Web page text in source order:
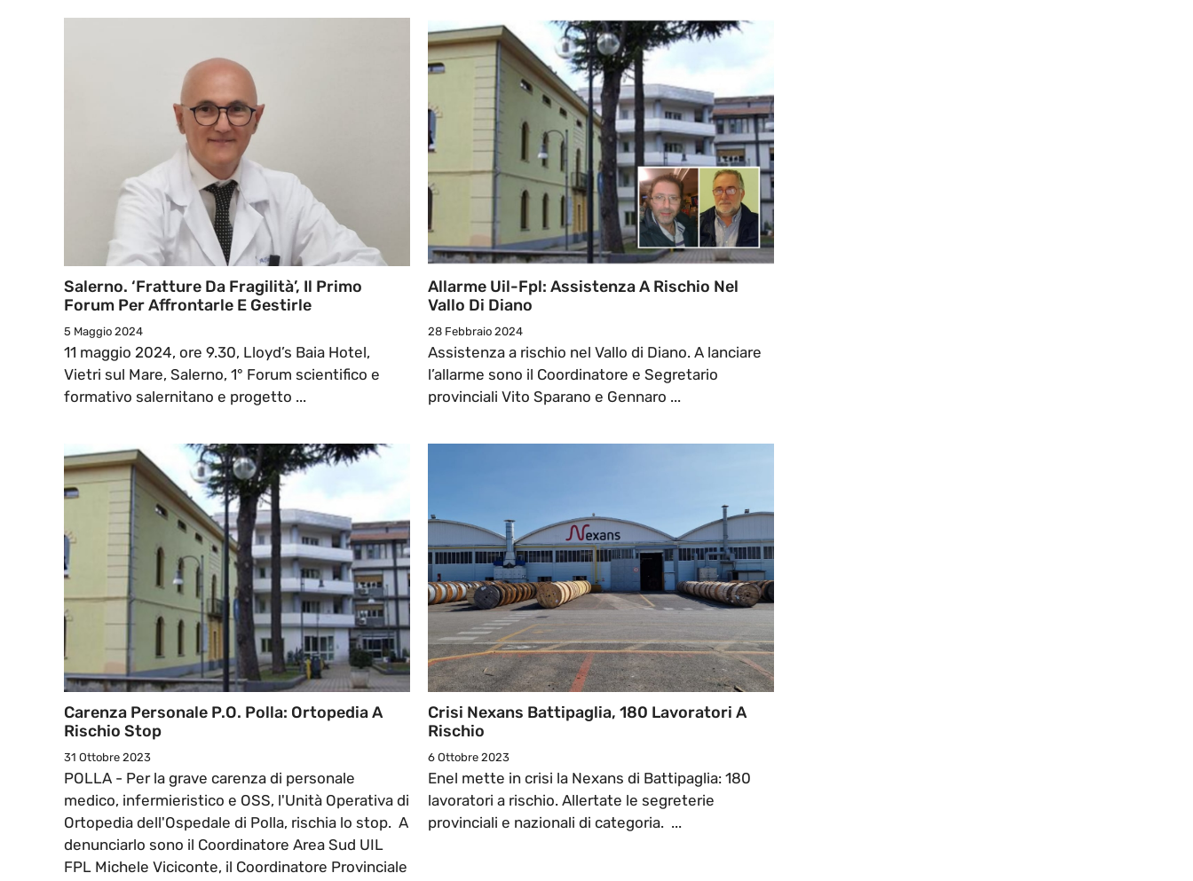
Salerno. ‘Fratture Da Fragilità’, Il Primo
Forum Per Affrontarle E Gestirle
5 Maggio 2024
11 maggio 2024, ore 9.30, Lloyd’s Baia Hotel,
Vietri sul Mare, Salerno, 1° Forum scientifico e
formativo salernitano e progetto ...
Allarme Uil-Fpl: Assistenza A Rischio Nel
Vallo Di Diano
28 Febbraio 2024
Assistenza a rischio nel Vallo di Diano. A lanciare
l’allarme sono il Coordinatore e Segretario
provinciali Vito Sparano e Gennaro ...
Carenza Personale P.O. Polla: Ortopedia A
Rischio Stop
31 Ottobre 2023
POLLA - Per la grave carenza di personale
medico, infermieristico e OSS, l'Unità Operativa di
Ortopedia dell'Ospedale di Polla, rischia lo stop. A
denunciarlo sono il Coordinatore Area Sud UIL
FPL Michele Viciconte, il Coordinatore Provinciale
Crisi Nexans Battipaglia, 180 Lavoratori A
Rischio
6 Ottobre 2023
Enel mette in crisi la Nexans di Battipaglia: 180
lavoratori a rischio. Allertate le segreterie
provinciali e nazionali di categoria. ...